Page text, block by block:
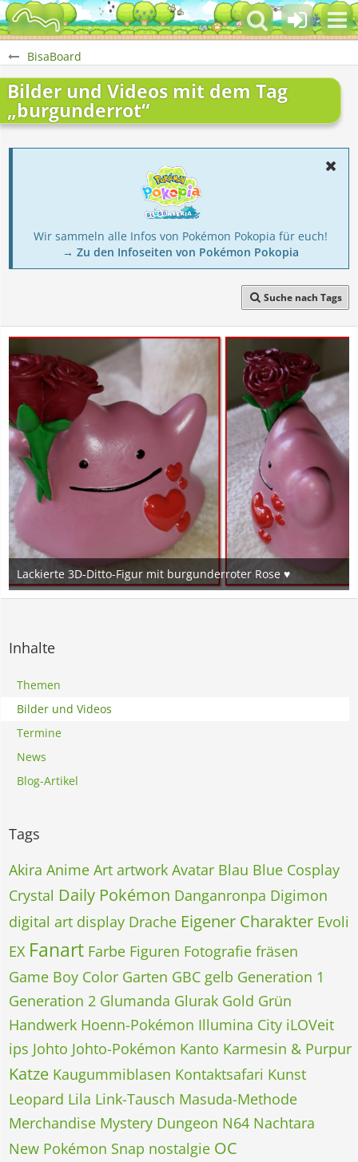
BisaBoard
Bilder und Videos mit dem Tag
„burgunderrot“
Wir sammeln alle Infos von Pokémon Pokopia für euch!
→ Zu den Infoseiten von Pokémon Pokopia
Suche nach Tags
Lackierte 3D-Ditto-Figur mit burgunderroter Rose ♥
20. November 2024
Inhalte
Themen
Bilder und Videos
Termine
News
Blog-Artikel
Tags
Akira Anime Art artwork Avatar Blau Blue Cosplay
Crystal Daily Pokémon Danganronpa Digimon
digital art display Drache Eigener Charakter Evoli
EX Fanart Farbe Figuren Fotografie fräsen
Game Boy Color Garten GBC gelb Generation 1
Generation 2 Glumanda Glurak Gold Grün
Handwerk Hoenn-Pokémon Illumina City iLOVeit
ips Johto Johto-Pokémon Kanto Karmesin & Purpur
Katze Kaugummiblasen Kontaktsafari Kunst
Leopard Lila Link-Tausch Masuda-Methode
Merchandise Mystery Dungeon N64 Nachtara
New Pokémon Snap nostalgie OC